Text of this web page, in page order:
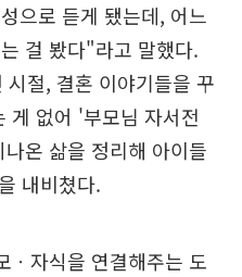
으로 듣게 됐는데, 어느
걸 봤다"라고 말했다.
절, 결혼 이야기들을 꾸
게 없어 '부모님 자서전
온 삶을 정리해 아이들
내비쳤다.
ㆍ자식을 연결해주는 도